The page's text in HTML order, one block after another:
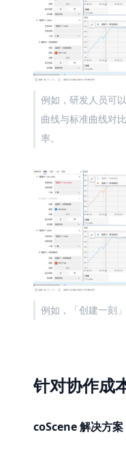
例如，研发人员可
曲线与标准曲线对
率。
例如，「创建一刻
针对协作成
coScene 解决方